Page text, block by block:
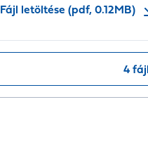
Fájl letöltése (pdf, 0.12MB)
4